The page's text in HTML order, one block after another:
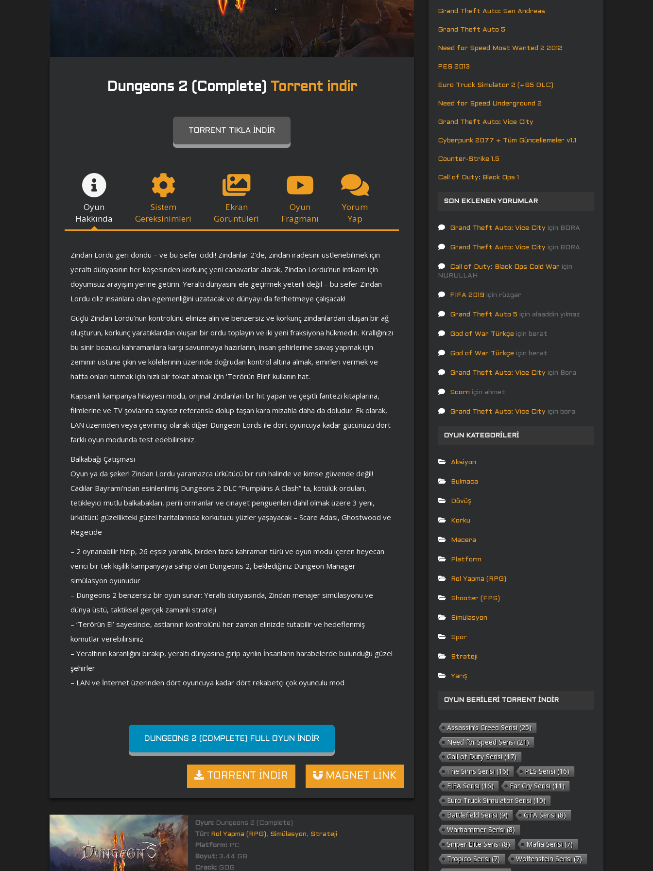
Dungeons 2 (Complete) Torrent indir
TORRENT TIKLA İNDIR
Oyun
Hakkında
Sistem
Gereksinimleri
Ekran
Görüntüleri
Oyun
Fragmanı
Yorum
Yap
Zindan Lordu geri döndü – ve bu sefer ciddi! Zindanlar 2’de, zindan iradesini üstlenebilmek için
yeraltı dünyasının her köşesinden korkunç yeni canavarlar alarak, Zindan Lordu’nun intikam için
doyumsuz arayışını yerine getirin. Yeraltı dünyasını ele geçirmek yeterli değil – bu sefer Zindan
Lordu cılız insanlara olan egemenliğini uzatacak ve dünyayı da fethetmeye çalışacak!
Güçlü Zindan Lordu’nun kontrolünü elinize alın ve benzersiz ve korkunç zindanlardan oluşan bir ağ
oluşturun, korkunç yaratıklardan oluşan bir ordu toplayın ve iki yeni fraksiyona hükmedin. Krallığınızı
bu sinir bozucu kahramanlara karşı savunmaya hazırlanın, insan şehirlerine savaş yapmak için
zeminin üstüne çıkın ve kölelerinin üzerinde doğrudan kontrol altına almak, emirleri vermek ve
hatta onları tutmak için hızlı bir tokat atmak için ‘Terörün Elini’ kullanın hat.
Kapsamlı kampanya hikayesi modu, orijinal Zindanları bir hit yapan ve çeşitli fantezi kitaplarına,
filmlerine ve TV şovlarına sayısız referansla dolup taşan kara mizahla daha da doludur. Ek olarak,
LAN üzerinden veya çevrimiçi olarak diğer Dungeon Lords ile dört oyuncuya kadar gücünüzü dört
farklı oyun modunda test edebilirsiniz.
Balkabağı Çatışması
Oyun ya da şeker! Zindan Lordu yaramazca ürkütücü bir ruh halinde ve kimse güvende değil!
Cadılar Bayramı’ndan esinlenilmiş Dungeons 2 DLC “Pumpkins A Clash” ta, kötülük orduları,
tetikleyici mutlu balkabakları, perili ormanlar ve cinayet penguenleri dahil olmak üzere 3 yeni,
ürkütücü güzellikteki güzel haritalarında korkutucu yüzler yaşayacak – Scare Adası, Ghostwood ve
Regecide
– 2 oynanabilir hizip, 26 eşsiz yaratık, birden fazla kahraman türü ve oyun modu içeren heyecan
verici bir tek kişilik kampanyaya sahip olan Dungeons 2, beklediğiniz Dungeon Manager
simülasyon oyunudur
– Dungeons 2 benzersiz bir oyun sunar: Yeraltı dünyasında, Zindan menajer simülasyonu ve
dünya üstü, taktiksel gerçek zamanlı strateji
– ‘Terörün El’ sayesinde, astlarının kontrolünü her zaman elinizde tutabilir ve hedeflenmiş
komutlar verebilirsiniz
– Yeraltının karanlığını bırakıp, yeraltı dünyasına girip ayrılın İnsanların harabelerde bulunduğu güzel
şehirler
– LAN ve İnternet üzerinden dört oyuncuya kadar dört rekabetçi çok oyunculu mod
DUNGEONS 2 (COMPLETE) FULL OYUN İNDIR
MAGNET LİNK
TORRENT İNDİR
Oyun:Dungeons 2 (Complete)
Tür: Rol Yapma (RPG), Simülasyon, Strateji
Platform:PC
Boyut:3.44 GB
Crack:GOG
Grand Theft Auto: San Andreas
Grand Theft Auto 5
Need for Speed Most Wanted 2 2012
PES 2013
Euro Truck Simulator 2 (+65 DLC)
Need for Speed Underground 2
Grand Theft Auto: Vice City
Cyberpunk 2077 + Tüm Güncellemeler v1.1
Counter-Strike 1.5
Call of Duty: Black Ops 1
SON EKLENEN YORUMLAR
Grand Theft Auto: Vice City için BORA
Grand Theft Auto: Vice City için BORA
Call of Duty: Black Ops Cold War için
NURULLAH
FIFA 2019 için rüzgar
Grand Theft Auto 5 için alaaddin yılmaz
God of War Türkçe için berat
God of War Türkçe için berat
Grand Theft Auto: Vice City için Bora
Scorn için ahmet
Grand Theft Auto: Vice City için bora
OYUN KATEGORILERI
Aksiyon
Bulmaca
Dövüş
Korku
Macera
Platform
Rol Yapma (RPG)
Shooter (FPS)
Simülasyon
Spor
Strateji
Yarış
OYUN SERILERI TORRENT İNDIR
Assassin’s Creed Serisi (25)
Need for Speed Serisi (21)
Call of Duty Serisi (17)
The Sims Serisi (16) PES Serisi (16)
FIFA Serisi (16) Far Cry Serisi (11)
Euro Truck Simulator Serisi (10)
Battlefield Serisi (9) GTA Serisi (8)
Warhammer Serisi (8)
Sniper Elite Serisi (8) Mafia Serisi (7)
Tropico Serisi (7) Wolfenstein Serisi (7)